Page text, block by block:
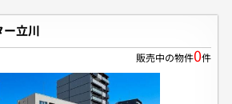
員メニュー
ー立川
販売中の物件0件